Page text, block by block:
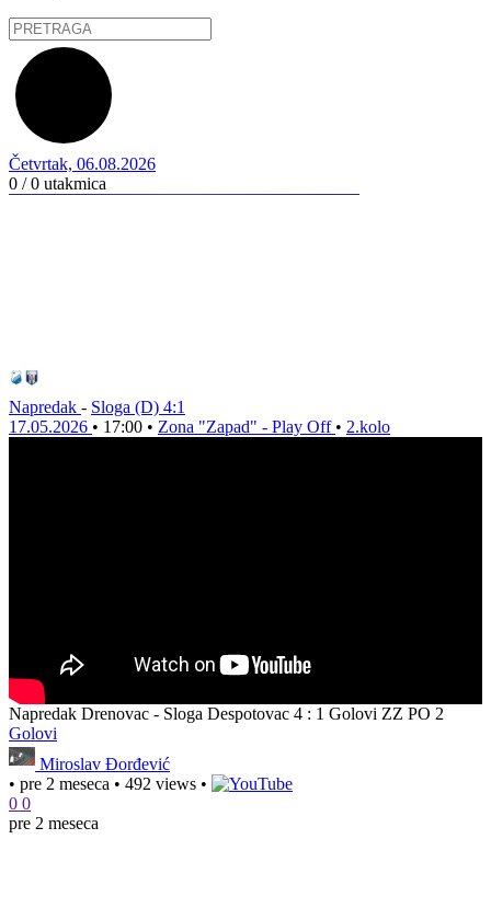
Četvrtak, 06.08.2026
0 / 0 utakmica
Napredak - Sloga (D) 4:1
17.05.2026 • 17:00 • Zona "Zapad" - Play Off • 2.kolo
Napredak Drenovac - Sloga Despotovac 4 : 1 Golovi ZZ PO 2
Golovi
Miroslav Đorđević
• pre 2 meseca • 492 views •
0 0
pre 2 meseca